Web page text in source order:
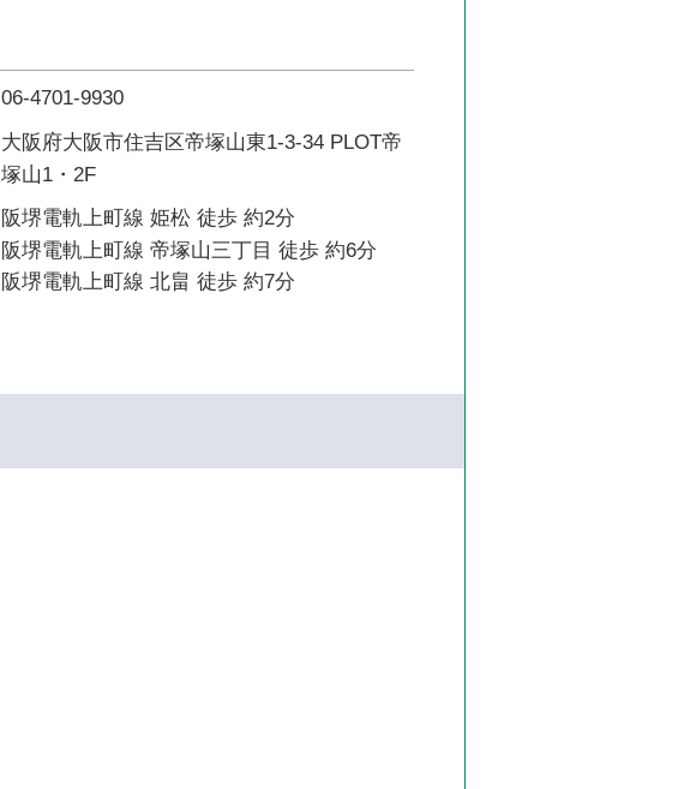
06-4701-9930
大阪府大阪市住吉区帝塚山東1-3-34 PLOT帝
塚山1・2F
阪堺電軌上町線 姫松 徒歩 約2分
阪堺電軌上町線 帝塚山三丁目 徒歩 約6分
阪堺電軌上町線 北畠 徒歩 約7分